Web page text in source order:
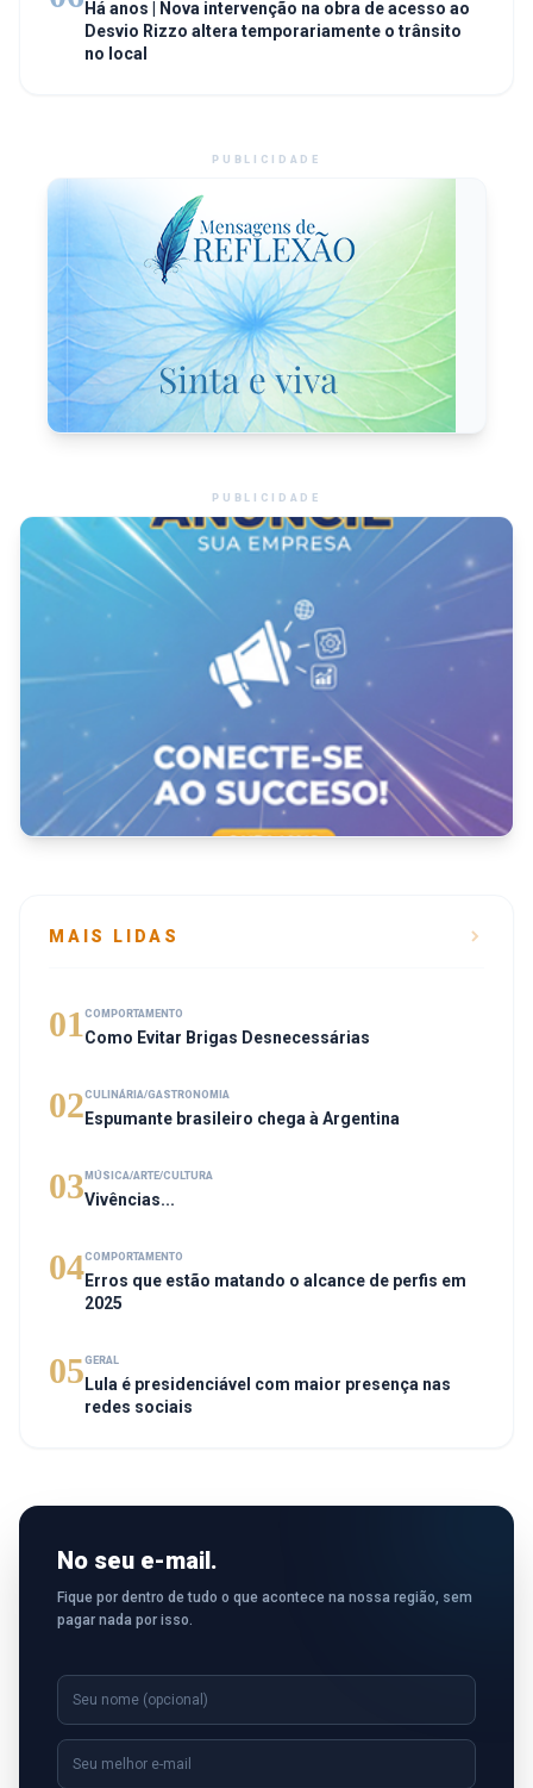
Há anos | Nova intervenção na obra de acesso ao
Desvio Rizzo altera temporariamente o trânsito
no local
PUBLICIDADE
PUBLICIDADE
MAIS LIDAS
01 COMPORTAMENTO
Como Evitar Brigas Desnecessárias
02CULINÁRIA/GASTRONOMIA
Espumante brasileiro chega à Argentina
03 MÚSICA/ARTE/CULTURA
Vivências...
04COMPORTAMENTO
Erros que estão matando o alcance de perfis em
2025
05GERAL
Lula é presidenciável com maior presença nas
redes sociais
No seu e-mail.
Fique por dentro de tudo o que acontece na nossa região, sem
pagar nada por isso.